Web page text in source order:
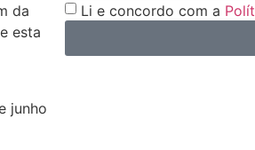
da
esta
junho
Li e concordo com a